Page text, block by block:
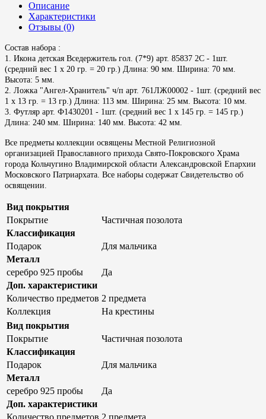
Описание
Характеристики
Отзывы (0)
Состав набора :
1. Икона детская Вседержитель гол. (7*9) арт. 85837 2C - 1шт.
(средний вес 1 х 20 гр. = 20 гр.) Длина: 90 мм. Ширина: 70 мм.
Высота: 5 мм.
2. Ложка "Ангел-Хранитель" ч/п арт. 761ЛЖ00002 - 1шт. (средний вес
1 х 13 гр. = 13 гр.) Длина: 113 мм. Ширина: 25 мм. Высота: 10 мм.
3. Футляр арт. Ф1430201 - 1шт. (средний вес 1 х 145 гр. = 145 гр.)
Длина: 240 мм. Ширина: 140 мм. Высота: 42 мм.
Все предметы коллекции освящены Местной Религиозной
организацией Православного прихода Свято-Покровского Храма
города Кольчугино Владимирской области Александровской Епархии
Московского Патриархата. Все наборы содержат Свидетельство об
освящении.
Вид покрытия
Покрытие
Частичная позолота
Классификация
Подарок
Для мальчика
Металл
серебро 925 пробы
Да
Доп. характеристики
Количество предметов 2 предмета
Коллекция
На крестины
Вид покрытия
Покрытие
Частичная позолота
Классификация
Подарок
Для мальчика
Металл
серебро 925 пробы
Да
Доп. характеристики